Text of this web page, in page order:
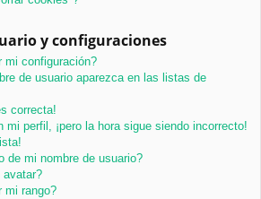
y configuraciones
mi configuración?
de usuario aparezca en las listas de
correcta!
mi perfil, ¡pero la hora sigue siendo incorrecto!
de mi nombre de usuario?
avatar?
mi rango?